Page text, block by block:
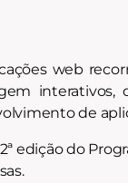
web
de
edição do